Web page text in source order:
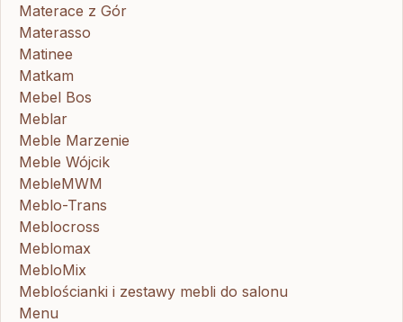
Materace z Gór
Materasso
Matinee
Matkam
Mebel Bos
Meblar
Meble Marzenie
Meble Wójcik
MebleMWM
Meblo-Trans
Meblocross
Meblomax
MebloMix
Meblościanki i zestawy mebli do salonu
Menu